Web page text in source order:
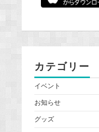
カテゴリー
イベント
お知らせ
グッズ